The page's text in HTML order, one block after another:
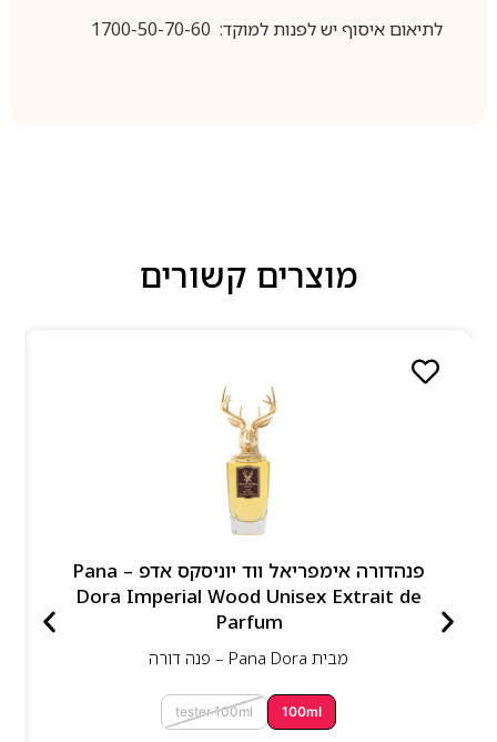
לתיאום איסוף יש לפנות למוקד: 1700-50-70-60
מוצרים קשורים
פנהדורה אימפריאל ווד יוניסקס אדפ – Pana
Dora Imperial Wood Unisex Extrait de
Parfum
מבית Pana Dora – פנה דורה
100ml
tester 100ml